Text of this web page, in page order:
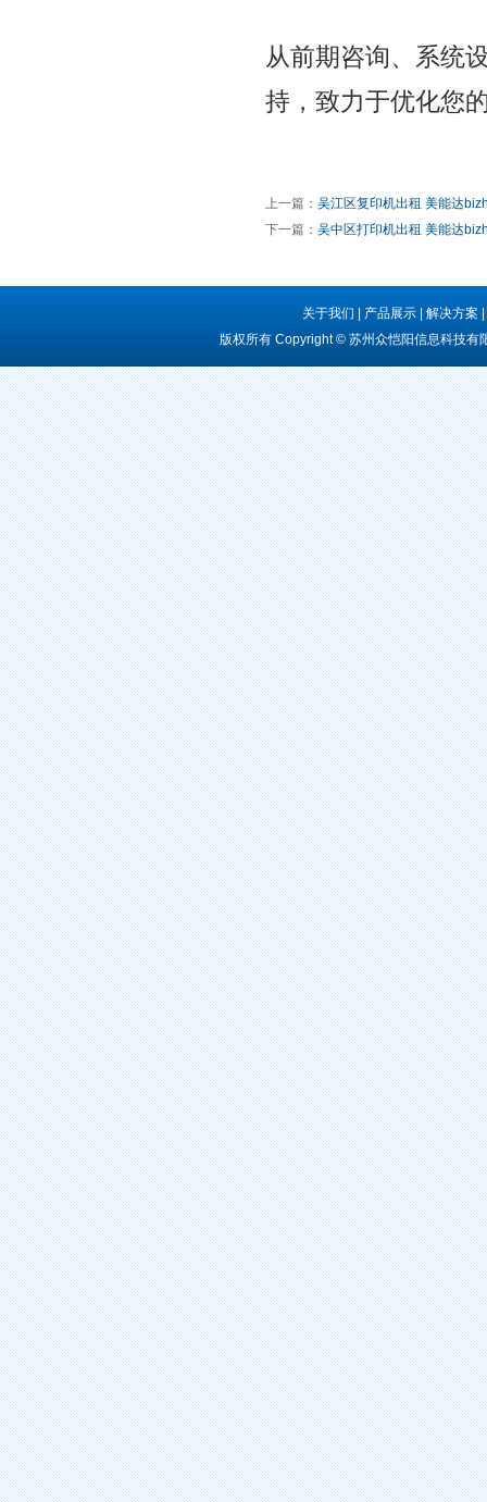
从前期咨询、系统
持，致力于优化您
上一篇： 吴江区复印机出租 美能达
下一篇： 吴中区打印机出租 美能达
关于我们 产品展示 解决方案
版权所有 Copyright © 苏州众恺阳信息科技有